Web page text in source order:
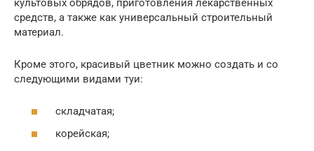
средств, а также как универсальный строительный
материал.
Кроме этого, красивый цветник можно создать и со
следующими видами туи:
складчатая;
корейская;